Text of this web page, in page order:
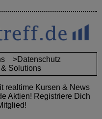
>Datenschutz
Solutions
realtime Kursen & News
Aktien! Registriere Dich